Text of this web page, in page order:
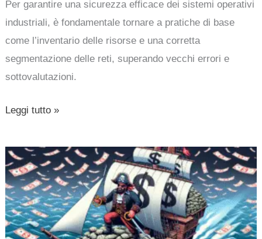
Per garantire una sicurezza efficace dei sistemi operativi
industriali, è fondamentale tornare a pratiche di base
come l’inventario delle risorse e una corretta
segmentazione delle reti, superando vecchi errori e
sottovalutazioni.
proteggere
i
sistemi
industriali
Leggi tutto »
Buste
paga:
la
pirateria
dei